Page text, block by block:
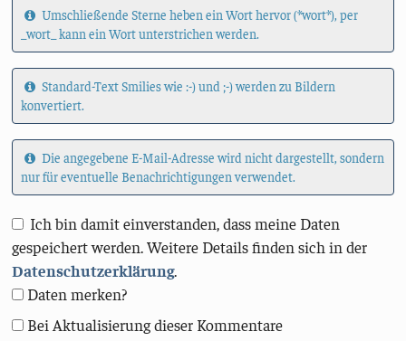
Umschließende Sterne heben ein Wort hervor (*wort*), per
_wort_ kann ein Wort unterstrichen werden.
Standard-Text Smilies wie :-) und ;-) werden zu Bildern
konvertiert.
Die angegebene E-Mail-Adresse wird nicht dargestellt, sondern
nur für eventuelle Benachrichtigungen verwendet.
Ich bin damit einverstanden, dass meine Daten
gespeichert werden. Weitere Details finden sich in der
Datenschutzerklärung.
Daten merken?
Bei Aktualisierung dieser Kommentare